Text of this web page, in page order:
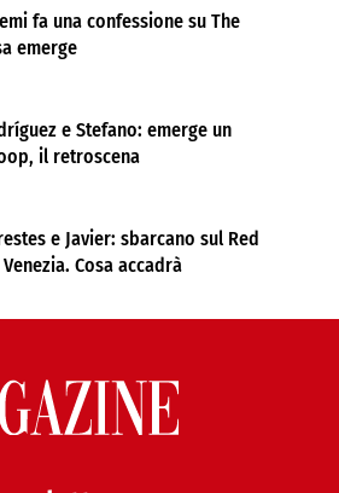
fa una confessione su The
emerge
e Stefano: emerge un
il retroscena
e Javier: sbarcano sul Red
Cosa accadrà